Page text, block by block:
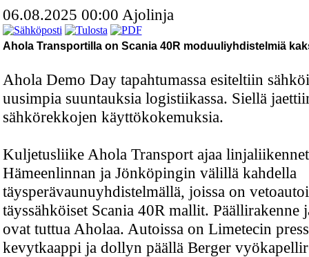
06.08.2025 00:00 Ajolinja
Ahola Transportilla on Scania 40R moduuliyhdistelmiä
Ahola Demo Day tapahtumassa esiteltiin
uusimpia suuntauksia logistiikassa. Siellä
sähkörekkojen käyttökokemuksia.
Kuljetusliike Ahola Transport ajaa
Hämeenlinnan ja Jönköpingin välillä kahdella
täysperävaunuyhdistelmällä, joissa on
täyssähköiset Scania 40R mallit. Päällirakenne
ovat tuttua Aholaa. Autoissa on Limetecin
kevytkaappi ja dollyn päällä Berger